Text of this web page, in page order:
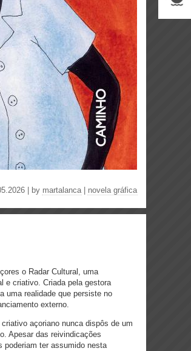
| by martalanca| novela gráfica
o Radar Cultural, uma
e criativo. Criada pela gestora
uma realidade que persiste no
externo.
açoriano nunca dispôs de um
Apesar das reivindicações
poderiam ter assumido nesta